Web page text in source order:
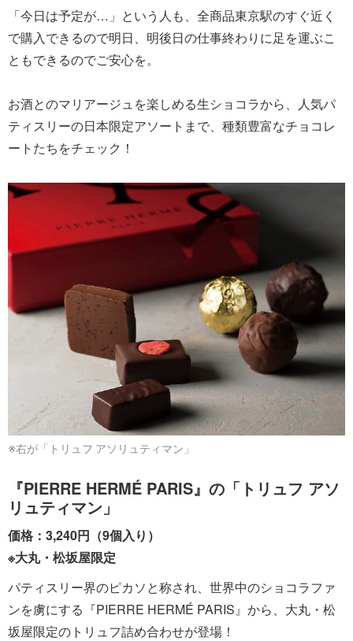
「今日は予定が…」という人も、全商品東京駅のすぐ近く
で購入できるので明日、明後日の仕事終わりに足を運ぶこ
ともできるのでご安心を。
お酒とのマリアージュを楽しめる生ショコラから、人気パ
ティスリーの日本限定アソートまで、種類豊富なチョコレ
ートたちをチェック！
※右が「トリュフ アソリュティマン」
『PIERRE HERMÉ PARIS』の「トリュフ アソ
リュティマン」
価格：3,240円（9個入り）
※大丸・松坂屋限定
パティスリー界のピカソと称され、世界中のショコラファ
ンを虜にする『PIERRE HERMÉ PARIS』から、大丸・松
坂屋限定のトリュフ詰め合わせが登場！